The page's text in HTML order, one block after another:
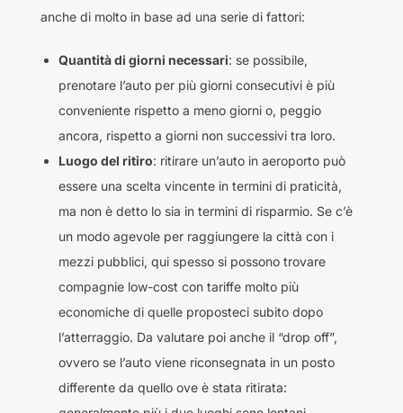
anche di molto in base ad una serie di fattori:
Quantità di giorni necessari: se possibile,
prenotare l’auto per più giorni consecutivi è più
conveniente rispetto a meno giorni o, peggio
ancora, rispetto a giorni non successivi tra loro.
Luogo del ritiro: ritirare un’auto in aeroporto può
essere una scelta vincente in termini di praticità,
ma non è detto lo sia in termini di risparmio. Se c’è
un modo agevole per raggiungere la città con i
mezzi pubblici, qui spesso si possono trovare
compagnie low-cost con tariffe molto più
economiche di quelle proposteci subito dopo
l’atterraggio. Da valutare poi anche il “drop off”,
ovvero se l’auto viene riconsegnata in un posto
differente da quello ove è stata ritirata: